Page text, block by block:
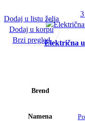
Električna
Brend
Namena
Dodaj u listu želja
Dodaj u korpu
Brzi pregled